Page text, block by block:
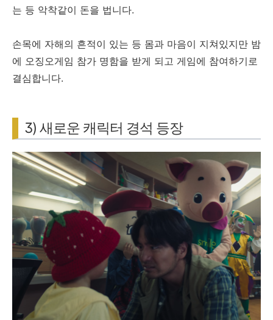
는 등 악착같이 돈을 법니다.
손목에 자해의 흔적이 있는 등 몸과 마음이 지쳐있지만 밤
에 오징오게임 참가 명함을 받게 되고 게임에 참여하기로
결심합니다.
3) 새로운 캐릭터 경석 등장